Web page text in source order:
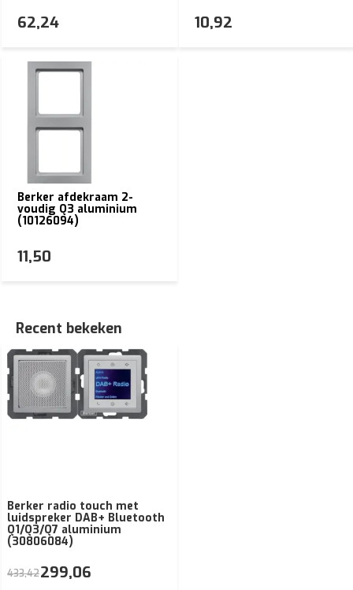
62,24 10,92
Berker afdekraam 2-
voudig Q3 aluminium
(10126094)
11,50
Recent bekeken
Berker radio touch met
luidspreker DAB+ Bluetooth
Q1/Q3/Q7 aluminium
(30806084)
433,42299,06